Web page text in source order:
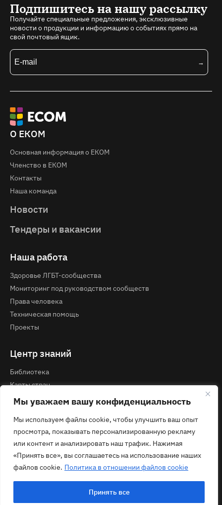
Мы уважаем вашу конфиденциальность
Мы используем файлы cookie, чтобы улучшить ваш опыт
просмотра, показывать персонализированную рекламу
или контент и анализировать наш трафик. Нажимая
«Принять все», вы соглашаетесь на использование наших
файлов cookie. Политика в отношении файлов cookie
Принять все
Подпишитесь на нашу рассылку
Получайте специальные предложения, эксклюзивные
новости о продукции и информацию о событиях прямо на
свой почтовый ящик.
О ЕКОМ
Основная информация о EКOM
Членство в ЕКОМ
Контакты
Наша команда
Новости
Тендеры и вакансии
Наша работа
Здоровье ЛГБТ-сообщества
Мониторинг под руководством сообществ
Права человека
Техническая помощь
Проекты
Центр знаний
Библиотека
Карты стран
Курсы и вебинары
Контакты
Политика конфиденциальности
contact@ecom.ngo